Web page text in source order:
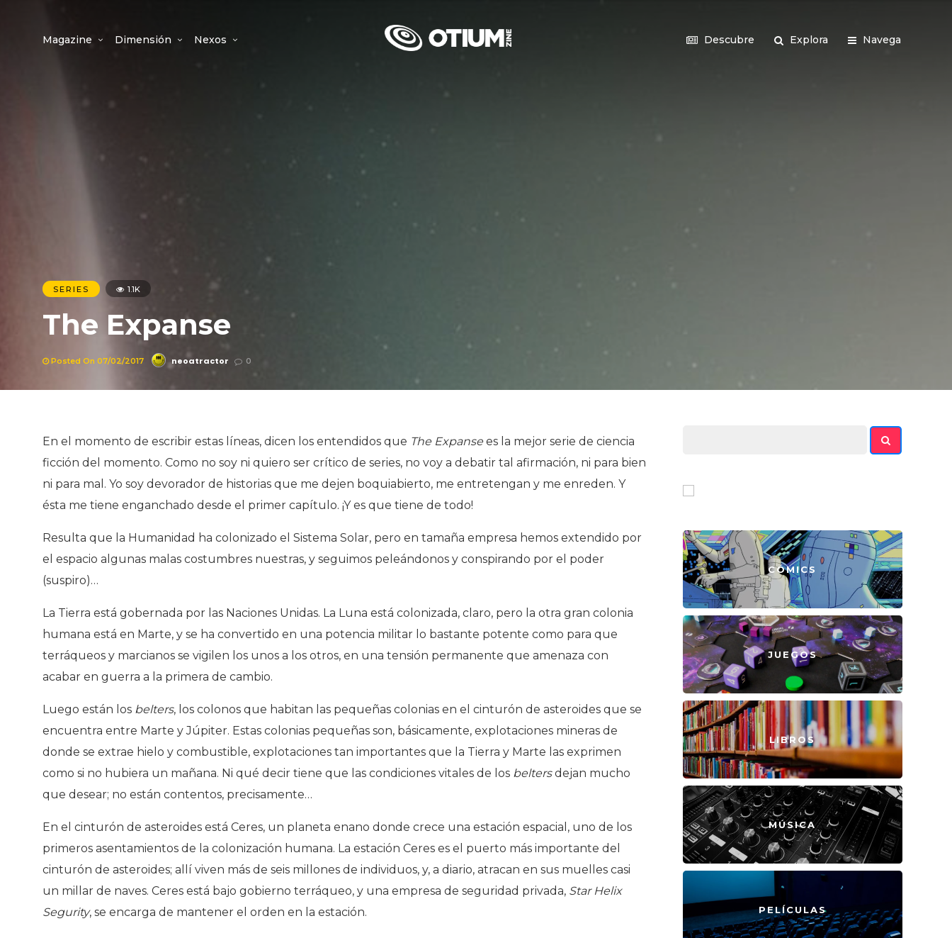
Magazine Dimensión Nexos Descubre Explora Navega
SERIES 1.1K
The Expanse
Posted On 07/02/2017 neoatractor 0
En el momento de escribir estas líneas, dicen los entendidos que The Expanse es la mejor serie de ciencia
ficción del momento. Como no soy ni quiero ser crítico de series, no voy a debatir tal afirmación, ni para bien
ni para mal. Yo soy devorador de historias que me dejen boquiabierto, me entretengan y me enreden. Y
ésta me tiene enganchado desde el primer capítulo. ¡Y es que tiene de todo!
Resulta que la Humanidad ha colonizado el Sistema Solar, pero en tamaña empresa hemos extendido por
el espacio algunas malas costumbres nuestras, y seguimos peleándonos y conspirando por el poder
(suspiro)…
La Tierra está gobernada por las Naciones Unidas. La Luna está colonizada, claro, pero la otra gran colonia
humana está en Marte, y se ha convertido en una potencia militar lo bastante potente como para que
terráqueos y marcianos se vigilen los unos a los otros, en una tensión permanente que amenaza con
acabar en guerra a la primera de cambio.
Luego están los belters, los colonos que habitan las pequeñas colonias en el cinturón de asteroides que se
encuentra entre Marte y Júpiter. Estas colonias pequeñas son, básicamente, explotaciones mineras de
donde se extrae hielo y combustible, explotaciones tan importantes que la Tierra y Marte las exprimen
como si no hubiera un mañana. Ni qué decir tiene que las condiciones vitales de los beltersdejan mucho
que desear; no están contentos, precisamente…
En el cinturón de asteroides está Ceres, un planeta enano donde crece una estación espacial, uno de los
primeros asentamientos de la colonización humana. La estación Ceres es el puerto más importante del
cinturón de asteroides; allí viven más de seis millones de individuos, y, a diario, atracan en sus muelles casi
un millar de naves. Ceres está bajo gobierno terráqueo, y una empresa de seguridad privada, Star Helix
Segurity, se encarga de mantener el orden en la estación.
CÓMICS
JUEGOS
LIBROS
MÚSICA
PELÍCULAS